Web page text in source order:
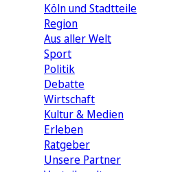
Köln und Stadtteile
Region
Aus aller Welt
Sport
Politik
Debatte
Wirtschaft
Kultur & Medien
Erleben
Ratgeber
Unsere Partner